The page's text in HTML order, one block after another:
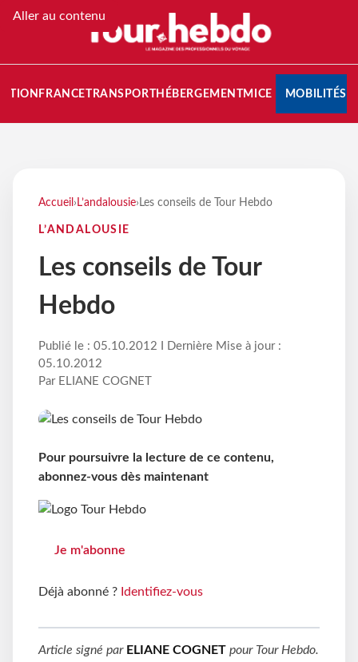
Aller au contenu
FRANCETRANSPORT HÉBERGEMENTMICE MOBILITÉS
Accueil › L’andalousie› Les conseils de Tour Hebdo
L’ANDALOUSIE
Les conseils de Tour
Hebdo
Publié le : 05.10.2012 I Dernière Mise à jour :
05.10.2012
Par ELIANE COGNET
Pour poursuivre la lecture de ce contenu,
abonnez-vous dès maintenant
Je m'abonne
Déjà abonné ? Identifiez-vous
Article signé par ELIANE COGNET pour Tour Hebdo.